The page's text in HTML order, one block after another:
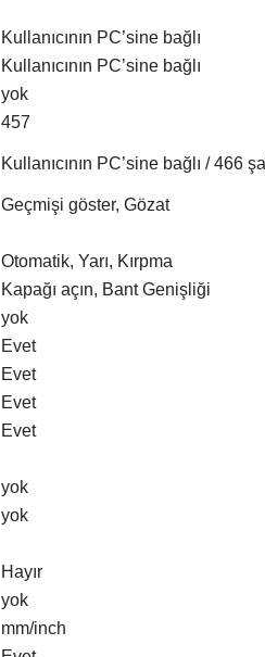
Kullanıcının PC’sine bağlı
Kullanıcının PC’sine bağlı
yok
457
Kullanıcının PC’sine bağlı / 466
Geçmişi göster, Gözat
Otomatik, Yarı, Kırpma
Kapağı açın, Bant Genişliği
yok
Evet
Evet
Evet
Evet
yok
yok
Hayır
yok
mm/inch